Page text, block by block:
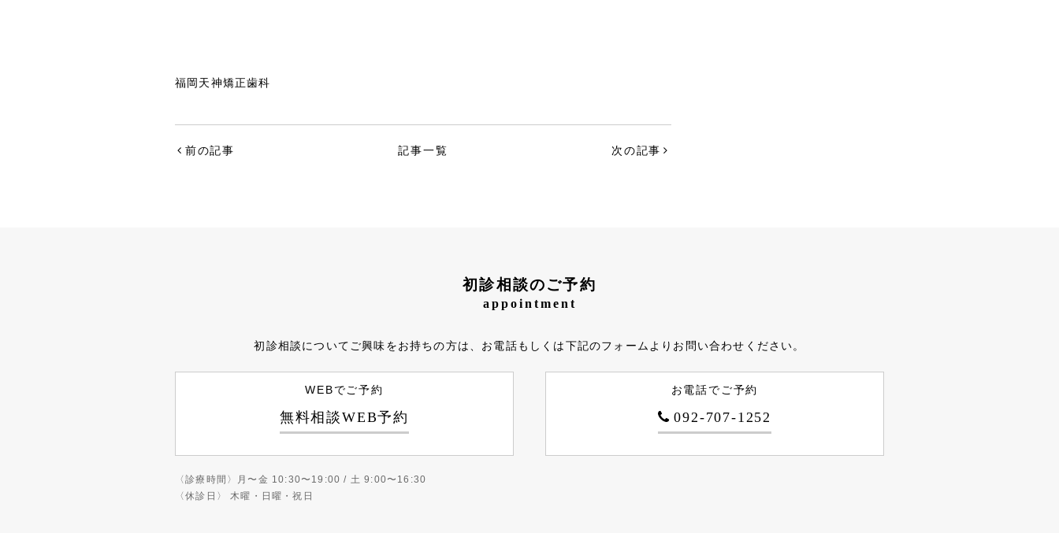
福岡天神矯正歯科
前の記事 記事一覧 次の記事
初診相談のご予約
appointment
初診相談についてご興味をお持ちの方は、お電話もしくは下記のフォームよりお問い合わせください。
WEBでご予約
無料相談WEB予約
お電話でご予約
092-707-1252
〈診療時間〉
月〜金 10:30〜19:00 / 土 9:00〜16:30
〈休診日〉
木曜・日曜・祝日